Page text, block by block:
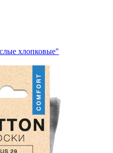
хлопковые"